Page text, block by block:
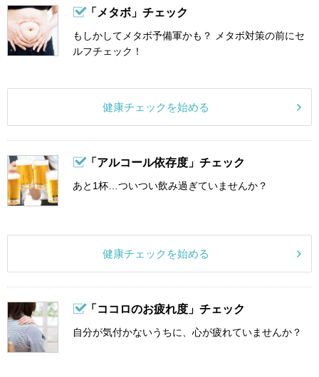
「メタボ」チェック
もしかしてメタボ予備軍かも？ メタボ対策の前にセ
ルフチェック！
健康チェックを始める
「アルコール依存度」チェック
あと1杯…ついつい飲み過ぎていませんか？
健康チェックを始める
「ココロのお疲れ度」チェック
自分が気付かないうちに、心が疲れていませんか？